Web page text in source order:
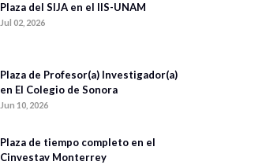
Plaza del SIJA en el IIS-UNAM
Jul 02, 2026
Plaza de Profesor(a) Investigador(a)
en El Colegio de Sonora
Jun 10, 2026
Plaza de tiempo completo en el
Cinvestav Monterrey